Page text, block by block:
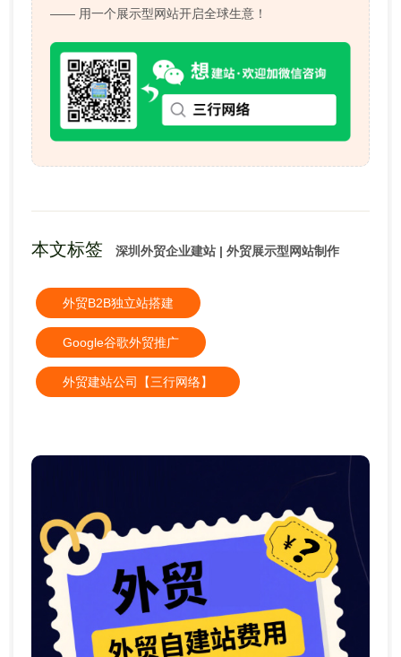
—— 用一个展示型网站开启全球生意！
本文标签 深圳外贸企业建站 | 外贸展示型网站制作
外贸B2B独立站搭建
Google谷歌外贸推广
外贸建站公司【三行网络】